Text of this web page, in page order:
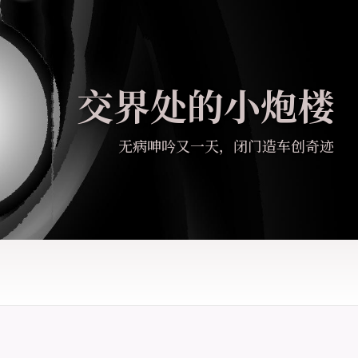
交界处的小炮楼
无病呻吟又一天，闭门造车创奇迹